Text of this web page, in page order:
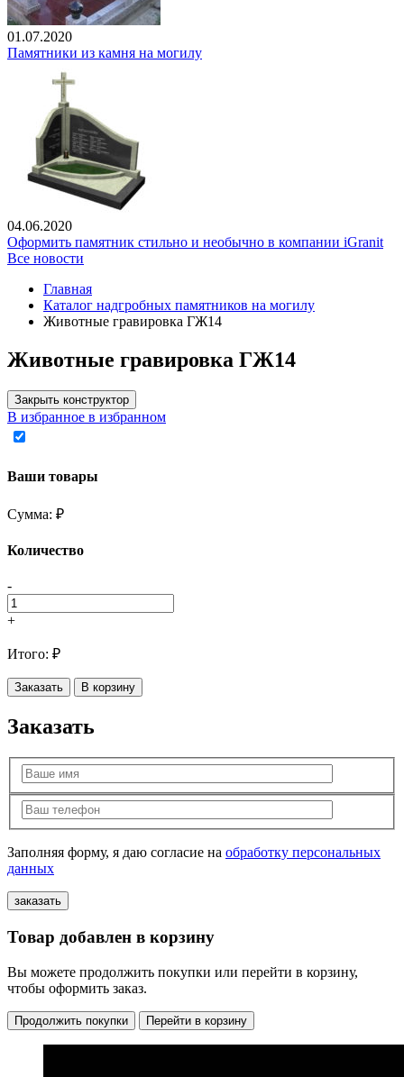
01.07.2020
Памятники из камня на могилу
04.06.2020
Оформить памятник стильно и необычно в компании iGranit
Все новости
Главная
Каталог надгробных памятников на могилу
Животные гравировка ГЖ14
Животные гравировка ГЖ14
Закрыть конструктор
В избранное в избранном
Ваши товары
Сумма: ₽
Количество
-
+
Итого: ₽
Заказать В корзину
Заказать
Заполняя форму, я даю согласие на обработку персональных
данных
Товар добавлен в корзину
Вы можете продолжить покупки или перейти в корзину,
чтобы оформить заказ.
Продолжить покупки Перейти в корзину